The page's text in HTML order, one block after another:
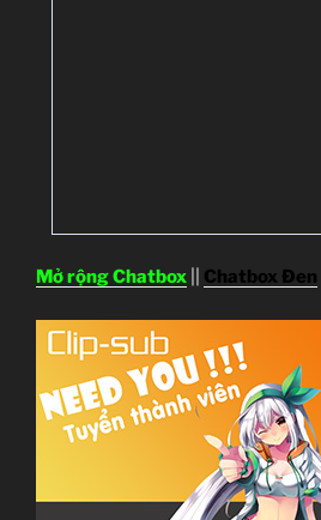
Mở rộng Chatbox Chatbox Đen